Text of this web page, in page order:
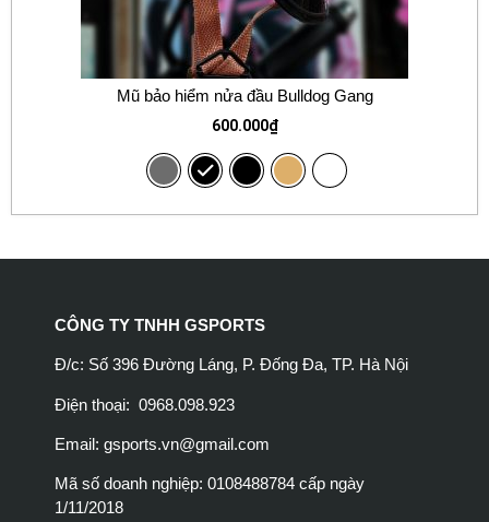
Mũ bảo hiểm nửa đầu Bulldog Gang
600.000₫
CÔNG TY TNHH GSPORTS
Đ/c: Số 396 Đường Láng, P. Đống Đa, TP. Hà Nội
Điện thoại: 0968.098.923
Email: gsports.vn@gmail.com
Mã số doanh nghiệp: 0108488784 cấp ngày
1/11/2018